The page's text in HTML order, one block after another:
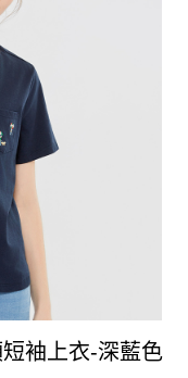
袖上衣-深藍色